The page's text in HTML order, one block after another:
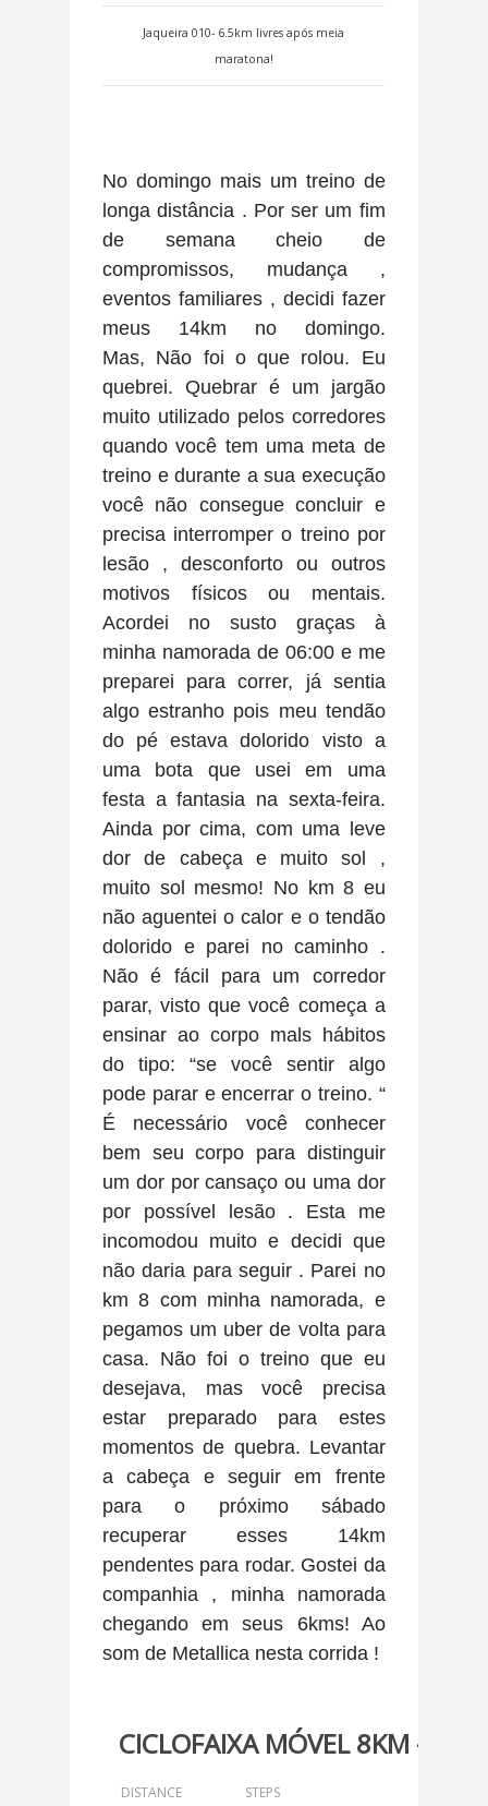
Jaqueira 010- 6.5km livres após meia
maratona!
No domingo mais um treino de
longa distância . Por ser um fim
de semana cheio de
compromissos, mudança ,
eventos familiares , decidi fazer
meus 14km no domingo.
Mas, Não foi o que rolou. Eu
quebrei. Quebrar é um jargão
muito utilizado pelos corredores
quando você tem uma meta de
treino e durante a sua execução
você não consegue concluir e
precisa interromper o treino por
lesão , desconforto ou outros
motivos físicos ou mentais.
Acordei no susto graças à
minha namorada de 06:00 e me
preparei para correr, já sentia
algo estranho pois meu tendão
do pé estava dolorido visto a
uma bota que usei em uma
festa a fantasia na sexta-feira.
Ainda por cima, com uma leve
dor de cabeça e muito sol ,
muito sol mesmo! No km 8 eu
não aguentei o calor e o tendão
dolorido e parei no caminho .
Não é fácil para um corredor
parar, visto que você começa a
ensinar ao corpo mals hábitos
do tipo: “se você sentir algo
pode parar e encerrar o treino. “
É necessário você conhecer
bem seu corpo para distinguir
um dor por cansaço ou uma dor
por possível lesão . Esta me
incomodou muito e decidi que
não daria para seguir . Parei no
km 8 com minha namorada, e
pegamos um uber de volta para
casa. Não foi o treino que eu
desejava, mas você precisa
estar preparado para estes
momentos de quebra. Levantar
a cabeça e seguir em frente
para o próximo sábado
recuperar esses 14km
pendentes para rodar. Gostei da
companhia , minha namorada
chegando em seus 6kms! Ao
som de Metallica nesta corrida !
CICLOFAIXA MÓVEL 8KM - 011
DISTANCE STEPS